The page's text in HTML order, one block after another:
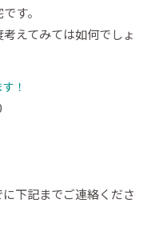
す。
えてみては如何でしょ
！
下記までご連絡くださ